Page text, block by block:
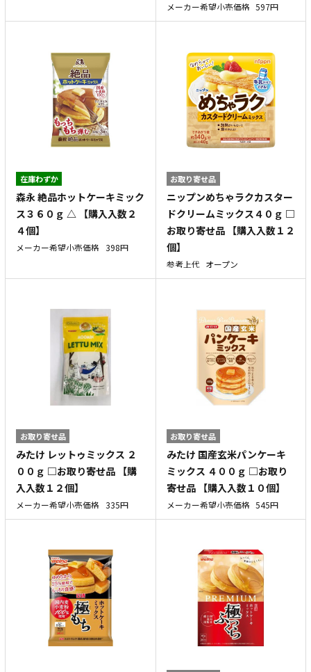
メーカー希望小売価格 597円
在庫わずか
森永 絶品ホットケーキミック
ス３６０ｇ △ 【購入入数２
４個】
メーカー希望小売価格 398円
お取り寄せ品
ニップンめちゃラクカスター
ドクリームミックス４０ｇ □
お取り寄せ品 【購入入数１２
個】
参考上代 オープン
お取り寄せ品
みたけ レットゥミックス ２
００ｇ □お取り寄せ品 【購
入入数１２個】
メーカー希望小売価格 335円
お取り寄せ品
みたけ 国産玄米パンケーキ
ミックス ４００ｇ □お取り
寄せ品 【購入入数１０個】
メーカー希望小売価格 545円